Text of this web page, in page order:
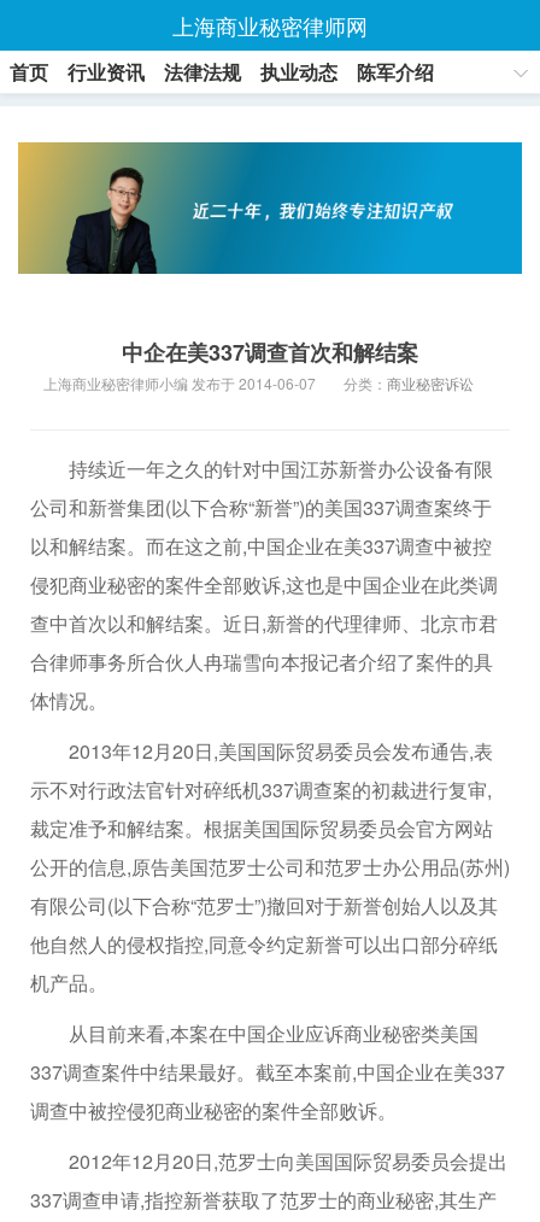
上海商业秘密律师网
首页 行业资讯 法律法规 执业动态
陈军介绍
中企在美337调查首次和解结案
上海商业秘密律师小编 发布于 2014-06-07 分类： 商业秘密诉讼
持续近一年之久的针对中国江苏新誉办公设备有限
公司和新誉集团(以下合称“新誉”)的美国337调查案终于
以和解结案。而在这之前,中国企业在美337调查中被控
侵犯商业秘密的案件全部败诉,这也是中国企业在此类调
查中首次以和解结案。近日,新誉的代理律师、北京市君
合律师事务所合伙人冉瑞雪向本报记者介绍了案件的具
体情况。
2013年12月20日,美国国际贸易委员会发布通告,表
示不对行政法官针对碎纸机337调查案的初裁进行复审,
裁定准予和解结案。根据美国国际贸易委员会官方网站
公开的信息,原告美国范罗士公司和范罗士办公用品(苏州)
有限公司(以下合称“范罗士”)撤回对于新誉创始人以及其
他自然人的侵权指控,同意令约定新誉可以出口部分碎纸
机产品。
从目前来看,本案在中国企业应诉商业秘密类美国
337调查案件中结果最好。截至本案前,中国企业在美337
调查中被控侵犯商业秘密的案件全部败诉。
2012年12月20日,范罗士向美国国际贸易委员会提出
337调查申请,指控新誉获取了范罗士的商业秘密,其生产